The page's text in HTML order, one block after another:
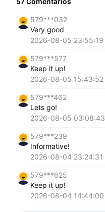
579***032
Very good
2026-08-05 23:55:19
579***577
Keep it up!
2026-08-05 15:43:52
579***462
Lets go!
2026-08-05 03:08:43
579***239
Informative!
2026-08-04 23:24:31
579***625
Keep it up!
2026-08-04 14:44:00